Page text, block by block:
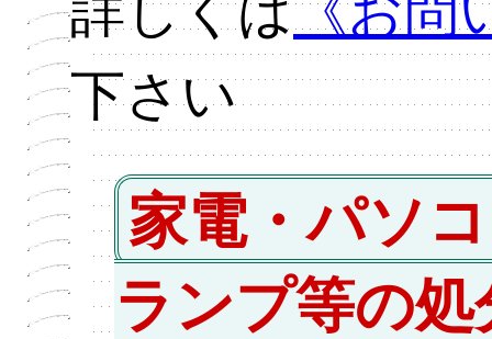
下さい
家電・パソ
ランプ等の処